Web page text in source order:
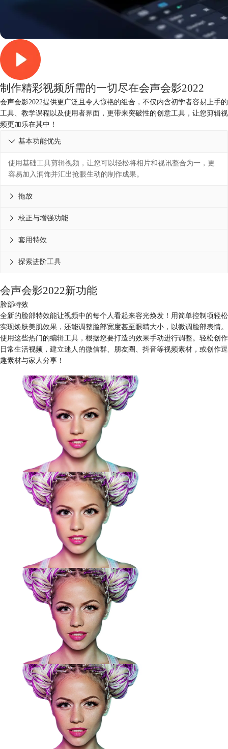
制作精彩视频所需的一切尽在会声会影2022
会声会影2022提供更广泛且令人惊艳的组合，不仅内含初学者容易上手的
工具、教学课程以及使用者界面，更带来突破性的创意工具，让您剪辑视
频更加乐在其中！
基本功能优先

使用基础工具剪辑视频，让您可以轻松将相片和视讯整合为一，更
容易加入润饰并汇出抢眼生动的制作成果。
拖放

校正与增强功能

套用特效

探索进阶工具

会声会影2022新功能
脸部特效
全新的脸部特效能让视频中的每个人看起来容光焕发！用简单控制项轻松
实现焕肤美肌效果，还能调整脸部宽度甚至眼睛大小，以微调脸部表情。
使用这些热门的编辑工具，根据您要打造的效果手动进行调整。轻松创作
日常生活视频，建立迷人的微信群、朋友圈、抖音等视频素材，或创作逗
趣素材与家人分享！